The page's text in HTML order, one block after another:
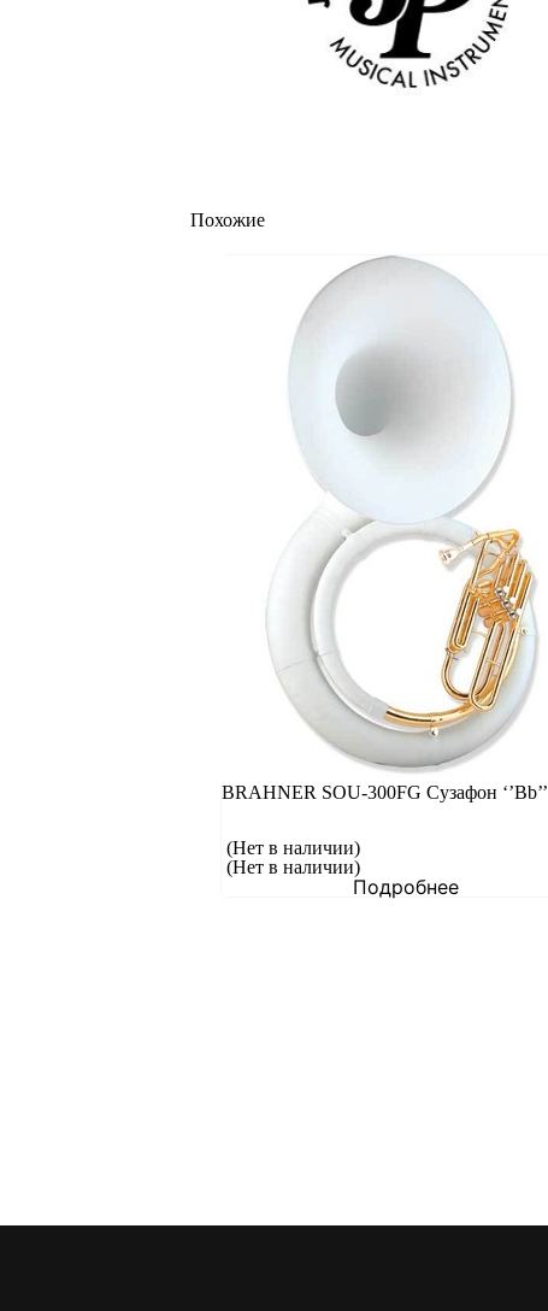
Похожие
BRAHNER SOU-300FG Сузафон ‘’Bb’’
(Нет в наличии)
(Нет в наличии)
Подробнее